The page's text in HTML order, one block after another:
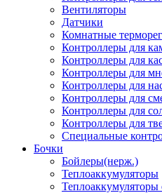
Вентиляторы
Датчики
Комнатные
Контроллеры для
Контроллеры для
Контроллеры для
Контроллеры для
Контроллеры для
Контроллеры для
Контроллеры для
Специальные
Бочки
Бойлеры(нерж.)
Теплоаккумуляторы